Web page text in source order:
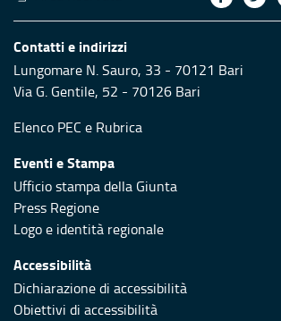
Contatti e indirizzi
Lungomare N. Sauro, 33 - 70121 Bari
Via G. Gentile, 52 - 70126 Bari
Elenco PEC e Rubrica
Eventi e Stampa
Ufficio stampa della Giunta
Press Regione
Logo e identità regionale
Accessibilità
Dichiarazione di accessibilità
Obiettivi di accessibilità